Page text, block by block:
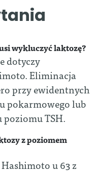
wykluczyć laktozę?
dotyczy
Eliminacja
przy ewidentnych
pokarmowego lub
TSH.
z poziomem
u 63 z